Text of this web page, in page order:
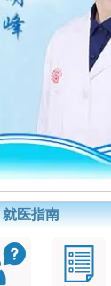
就医指南